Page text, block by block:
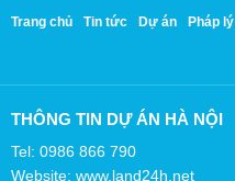
Trang chủ Tin tức Dự án Pháp lý
THÔNG TIN DỰ ÁN HÀ NỘI
Tel: 0986 866 790
Website: www.land24h.net